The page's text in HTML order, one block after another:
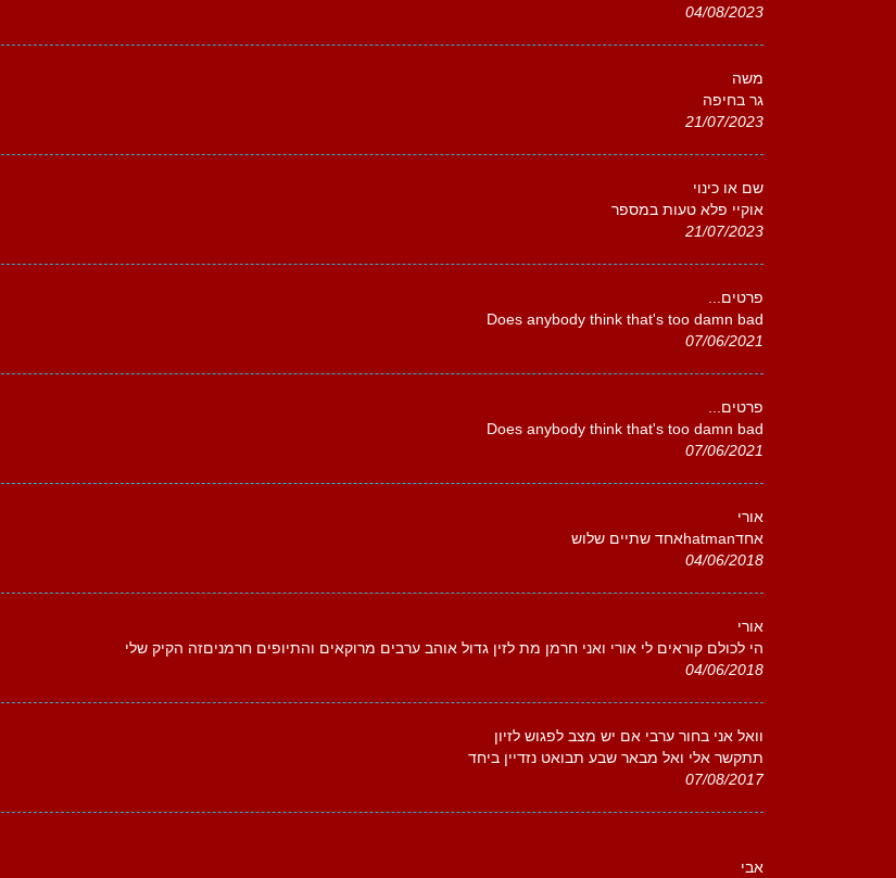
04/08/2023
משה
גר בחיפה
21/07/2023
שם או כינוי
אוקיי פלא טעות במספר
21/07/2023
פרטים...
Does anybody think that's too damn bad
07/06/2021
פרטים...
Does anybody think that's too damn bad
07/06/2021
אורי
אחדhatmanאחד שתיים שלוש
04/06/2018
אורי
הי לכולם קוראים לי אורי ואני חרמן מת לזין גדול אוהב ערבים מרוקאים והתיופים חרמניםזה הקיק שלי
04/06/2018
וואל אני בחור ערבי אם יש מצב לפגוש לזיון
תתקשר אלי ואל מבאר שבע תבואט נזדיין ביחד
07/08/2017
אבי